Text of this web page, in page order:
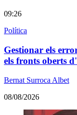
09:26
Política
Gestionar els
els fronts oberts
Bernat Surroca Albet
08/08/2026